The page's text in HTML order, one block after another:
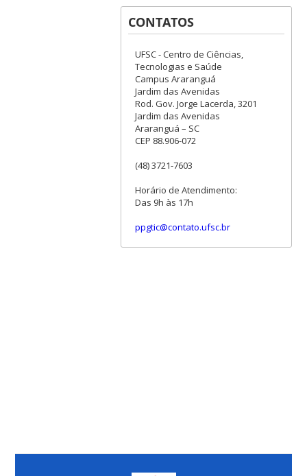
CONTATOS
UFSC - Centro de Ciências,
Tecnologias e Saúde
Campus Araranguá
Jardim das Avenidas
Rod. Gov. Jorge Lacerda, 3201
Jardim das Avenidas
Araranguá – SC
CEP 88.906-072
(48) 3721-7603
Horário de Atendimento:
Das 9h às 17h
ppgtic@contato.ufsc.br